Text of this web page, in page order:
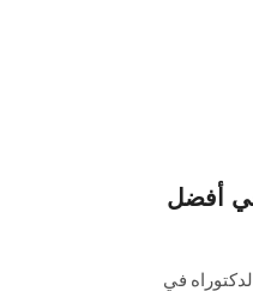
في أفضل
في